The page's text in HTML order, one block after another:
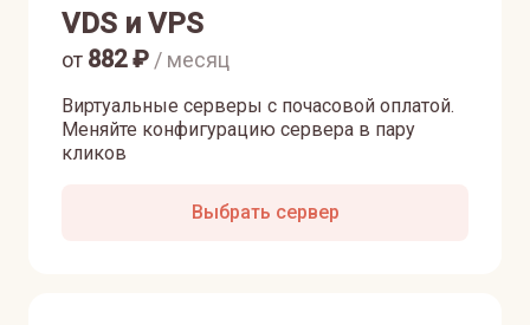
VDS и VPS
Виртуальные серверы с почасовой оплатой.
Меняйте конфигурацию сервера в пару
кликов
от 882₽ / месяц
Выбрать сервер